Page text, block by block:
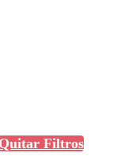
Quitar Filtros